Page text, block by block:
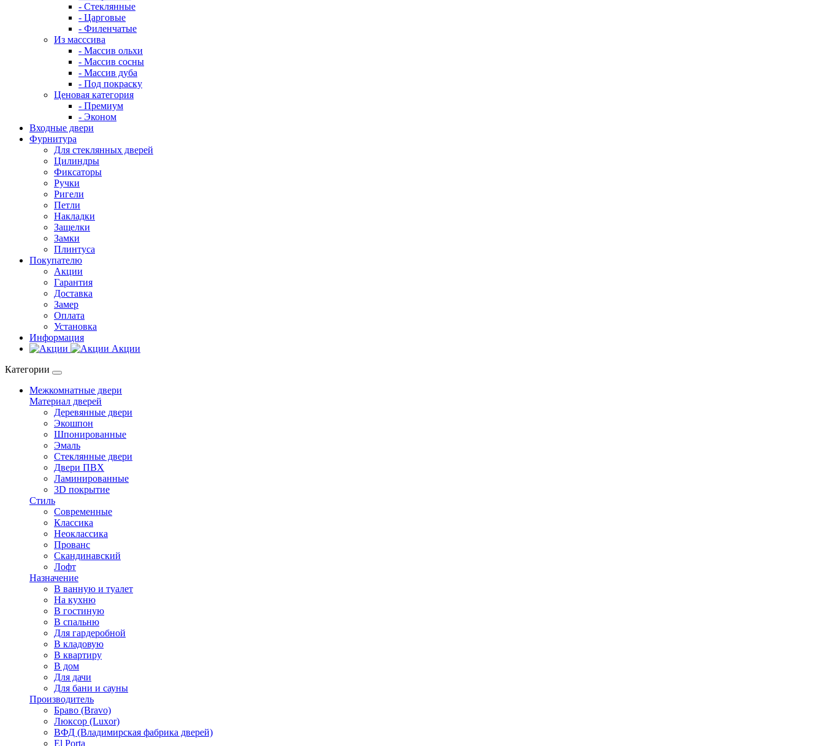
- Стеклянные
- Царговые
- Филенчатые
Из масссива
- Массив ольхи
- Массив сосны
- Массив дуба
- Под покраску
Ценовая категория
- Премиум
- Эконом
Входные двери
Фурнитура
Для стеклянных дверей
Цилиндры
Фиксаторы
Ручки
Ригели
Петли
Накладки
Защелки
Замки
Плинтуса
Покупателю
Акции
Гарантия
Доставка
Замер
Оплата
Установка
Информация
Акции
Категории
Межкомнатные двери
Материал дверей
Деревянные двери
Экошпон
Шпонированные
Эмаль
Стеклянные двери
Двери ПВХ
Ламинированные
3D покрытие
Стиль
Современные
Классика
Неоклассика
Прованс
Скандинавский
Лофт
Назначение
В ванную и туалет
На кухню
В гостиную
В спальню
Для гардеробной
В кладовую
В квартиру
В дом
Для дачи
Для бани и сауны
Производитель
Браво (Bravo)
Люксор (Luxor)
ВФД (Владимирская фабрика дверей)
El Porta